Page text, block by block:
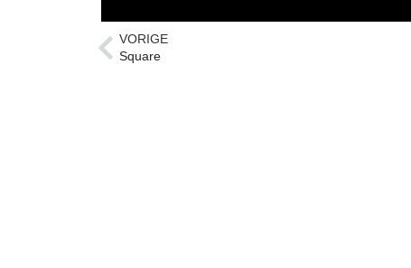
VORIGE
Square